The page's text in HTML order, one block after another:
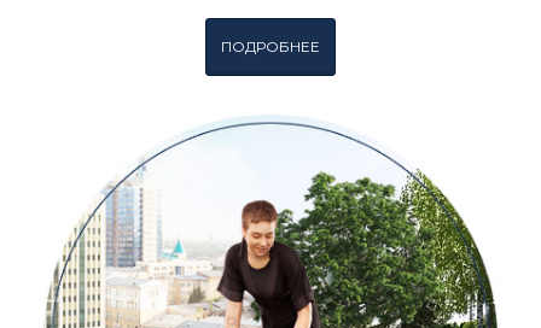
ПОДРОБНЕЕ